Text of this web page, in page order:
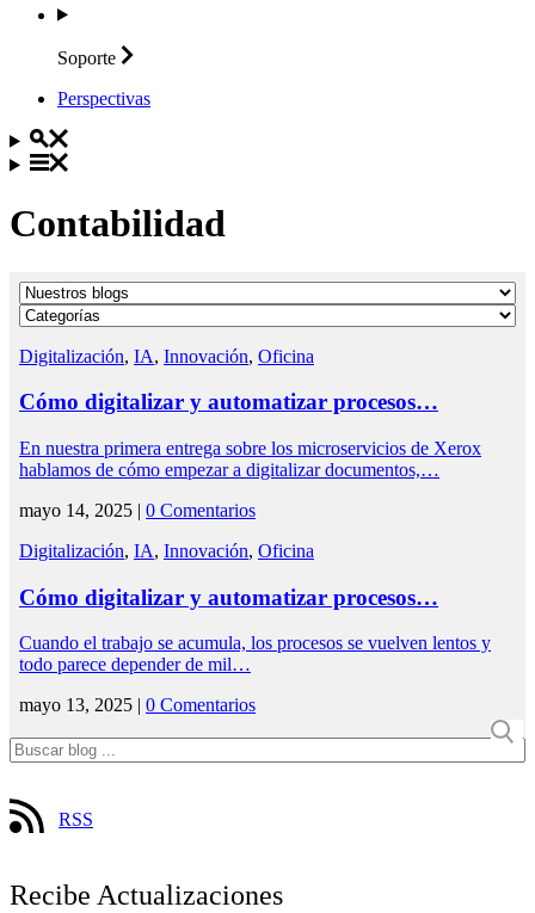
Soporte
Perspectivas
Contabilidad
Digitalización, IA, Innovación, Oficina
Cómo digitalizar y automatizar procesos…
En nuestra primera entrega sobre los microservicios de Xerox
hablamos de cómo empezar a digitalizar documentos,…
mayo 14, 2025 | 0 Comentarios
Digitalización, IA, Innovación, Oficina
Cómo digitalizar y automatizar procesos…
Cuando el trabajo se acumula, los procesos se vuelven lentos y
todo parece depender de mil…
mayo 13, 2025 | 0 Comentarios
RSS
Recibe Actualizaciones